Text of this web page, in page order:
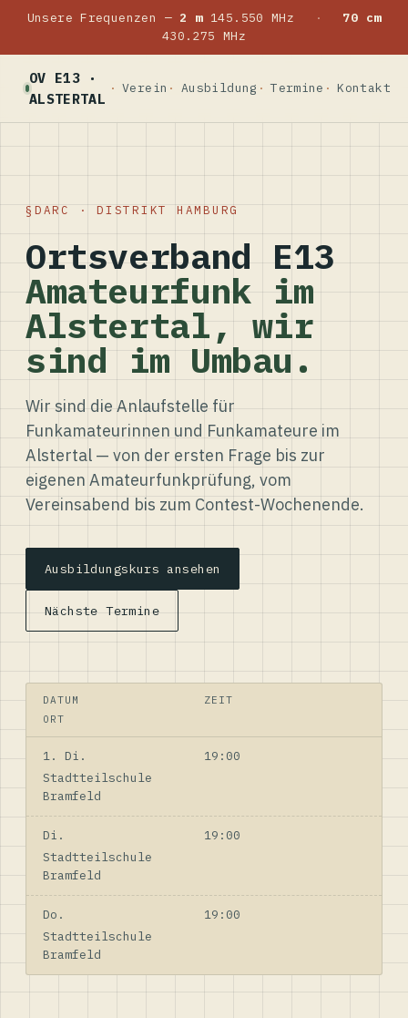
Unsere Frequenzen — 2 m145.550 MHz ·
70 cm
430.275 MHz
OV E13 ·
ALSTERTAL
Verein Ausbildung Termine Kontakt
DARC · DISTRIKT HAMBURG
Ortsverband E13
Amateurfunk im
Alstertal, wir
sind im Umbau.
Wir sind die Anlaufstelle für
Funkamateurinnen und Funkamateure im
Alstertal — von der ersten Frage bis zur
eigenen Amateurfunkprüfung, vom
Vereinsabend bis zum Contest-Wochenende.
Ausbildungskurs ansehen
Nächste Termine
DATUM
ZEIT
ORT
1. Di.
19:00
Stadtteilschule
Bramfeld
Di.
19:00
Stadtteilschule
Bramfeld
Do.
19:00
Stadtteilschule
Bramfeld